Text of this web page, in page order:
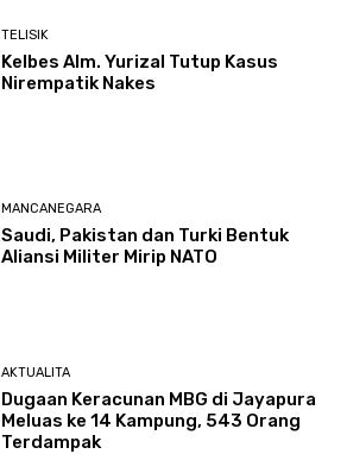
TELISIK
Kelbes Alm. Yurizal Tutup Kasus
Nirempatik Nakes
MANCANEGARA
Saudi, Pakistan dan Turki Bentuk
Aliansi Militer Mirip NATO
AKTUALITA
Dugaan Keracunan MBG di Jayapura
Meluas ke 14 Kampung, 543 Orang
Terdampak